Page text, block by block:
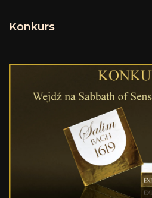
Konkurs